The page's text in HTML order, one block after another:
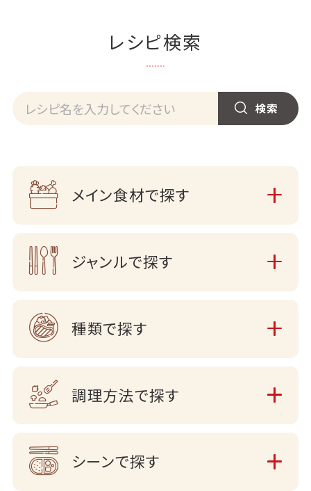
レシピ検索
メイン食材で探す
ジャンルで探す
種類で探す
調理方法で探す
シーンで探す